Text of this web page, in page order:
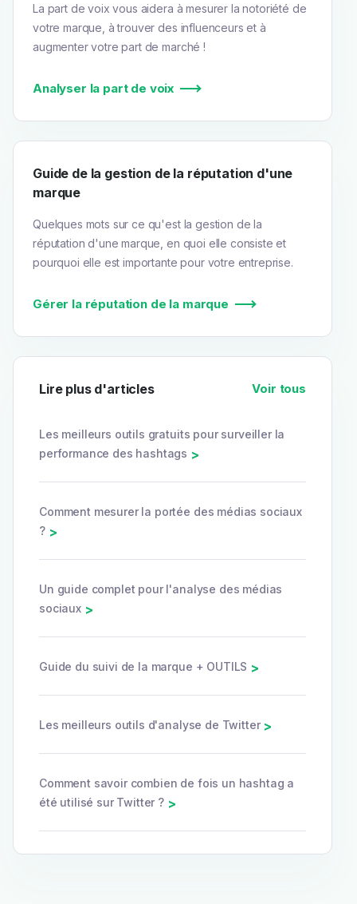
La part de voix vous aidera à mesurer la notoriété de
votre marque, à trouver des influenceurs et à
augmenter votre part de marché !
Analyser la part de voix
Guide de la gestion de la réputation d'une
marque
Quelques mots sur ce qu'est la gestion de la
réputation d'une marque, en quoi elle consiste et
pourquoi elle est importante pour votre entreprise.
Gérer la réputation de la marque
Lire plus d'articles Voir tous
Les meilleurs outils gratuits pour surveiller la
performance des hashtags >
Comment mesurer la portée des médias sociaux
? >
Un guide complet pour l'analyse des médias
sociaux >
Guide du suivi de la marque + OUTILS >
Les meilleurs outils d'analyse de Twitter >
Comment savoir combien de fois un hashtag a
été utilisé sur Twitter ? >